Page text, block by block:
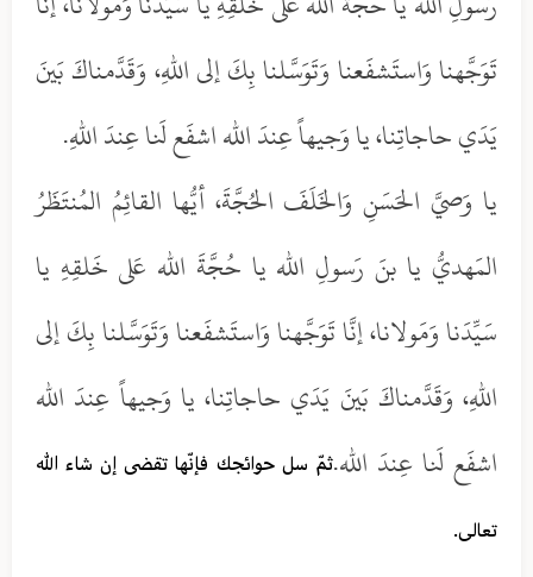
تَوَجَّهنا وَاستَشفَعنا وَتَوَسَّلنا بِكَ إلى اللهِ، وَقَدَّمناكَ بَينَ
يَدَي حاجاتِنا، يا وَجيهاً عِندَ الله اشفَع لَنا عِندَ اللهِ.
يا وَصيَّ الحَسَنِ وَالخَلَفَ الحُجَّةَ، أيُّها القائِمُ المُنتَظَرُ
المَهديُّ يا بنَ رَسولِ الله يا حُجَّةَ الله عَلى خَلقِهِ يا
سَيِّدَنا وَمَولانا، إنَّا تَوَجَّهنا وَاستَشفَعنا وَتَوَسَّلنا بِكَ إلى
اللهِ، وَقَدَّمناكَ بَينَ يَدَي حاجاتِنا، يا وَجيهاً عِندَ الله
اشفَع لَنا عِندَ الله.ثمّ سل حوائجك فإنّها تقضى إن شاء الله
تعالى.